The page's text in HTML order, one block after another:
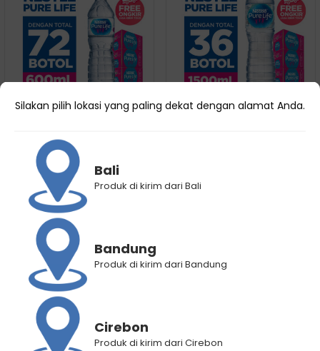
Life 600mL isi 72 botol
Rp210.960 Rp
Silakan pilih lokasi yang paling dekat dengan alamat Anda.
Bali
Produk di kirim dari Bali
Bandung
Produk di kirim dari Bandung
Cirebon
Produk di kirim dari Cirebon